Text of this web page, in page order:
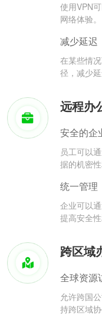
使用VPN
网络体验。
减少延迟
在某些情
径，减少延
远程办
安全的企
员工可以
据的机密性
统一管理
企业可以
提高安全性
跨区域
全球资源
允许跨国
持跨区域协